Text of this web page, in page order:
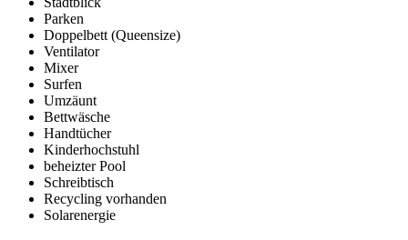
Parken
Doppelbett (Queensize)
Ventilator
Mixer
Surfen
Umzäunt
Bettwäsche
Handtücher
Kinderhochstuhl
beheizter Pool
Schreibtisch
Recycling vorhanden
Solarenergie